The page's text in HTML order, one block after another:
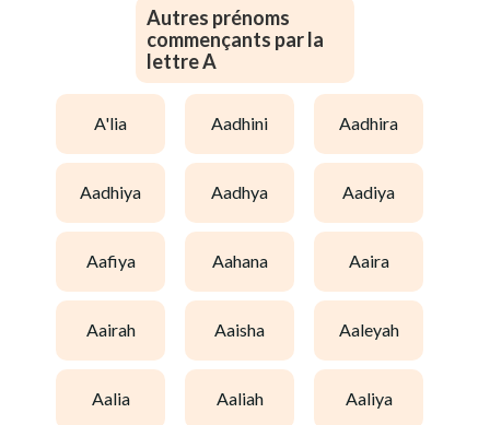
Autres prénoms
commençants par la
lettre A
a'lia aadhini aadhira
aadhiya aadhya aadiya
aafiya aahana aaira
aairah aaisha aaleyah
aalia aaliah aaliya